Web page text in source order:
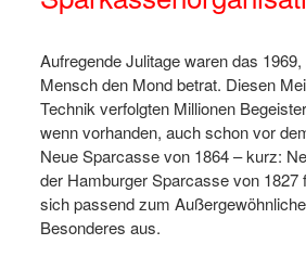
Aufregende Julitage waren das
Mensch den Mond betrat. Diesen
Technik verfolgten Millionen
wenn vorhanden, auch schon vor
Neue Sparcasse von 1864 – kurz:
der Hamburger Sparcasse von 1827
sich passend zum
Besonderes aus.